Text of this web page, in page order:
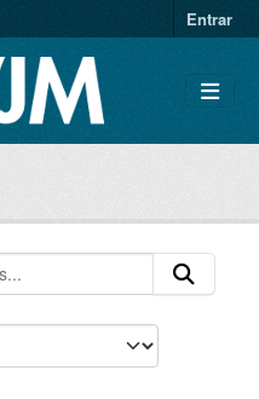
Entrar